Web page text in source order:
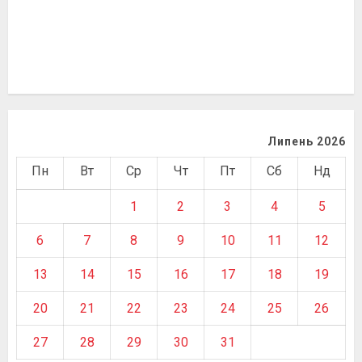
Липень 2026
Пн Вт Ср Чт Пт Сб Нд
1 2 3 4 5
6 7 8 9 10 11 12
13 14 15 16 17 18 19
20 21 22 23 24 25 26
27 28 29 30 31